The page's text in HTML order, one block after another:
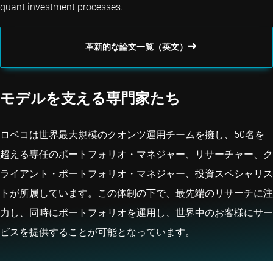
quant investment processes.
革新的な論文一覧（英文）
モデルを支える専門家たち
ロベコは世界最大規模のクオンツ運用チームを擁し、50名を
超える専任のポートフォリオ・マネジャー、リサーチャー、ク
ライアント・ポートフォリオ・マネジャー、投資スペシャリス
トが所属しています。この体制の下で、最先端のリサーチに注
力し、同時にポートフォリオを運用し、世界中のお客様にサー
ビスを提供することが可能となっています。